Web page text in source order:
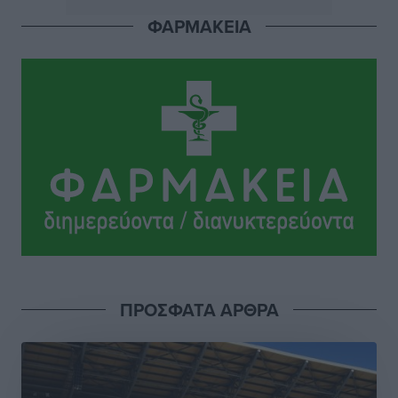
Τουρισμό
Νέα εποχή για το Νοσοκομείο Ρόδου: Έργα υποδομής,
ακτινοθεραπευτικό κέντρο και νέα μέτρα για τη
πριν 3 ώρες
Δίκτυο ΑμεΑ στη Μεσαιωνική Πόλη
με περισσότερο από 1,3 κιλό κοκαΐνης στη Ρόδο
Τοπικές Ειδήσεις• πριν 3 ώρες
Δεκατέσσερα ονόματα στο τραπέζι για το ψηφοδέλτιο
ΦΑΡΜΑΚΕΙΑ
ΠΡΟΣΦΑΤΑ ΑΡΘΡΑ